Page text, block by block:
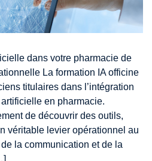
dans votre pharmacie de
La formation IA officine
titulaires dans l’intégration
en pharmacie.
de découvrir des outils,
véritable levier opérationnel au
la communication et de la